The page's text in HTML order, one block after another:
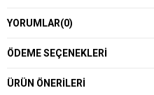
YORUMLAR(0)
ÖDEME SEÇENEKLERI
ÜRÜN ÖNERILERI